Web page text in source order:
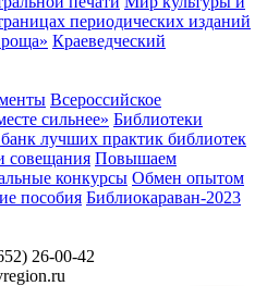
периодических изданий
Краеведческий
Всероссийское
сильнее» Библиотеки
лучших практик библиотек
совещания Повышаем
конкурсы Обмен опытом
пособия Библиокараван-2023
26-00-42